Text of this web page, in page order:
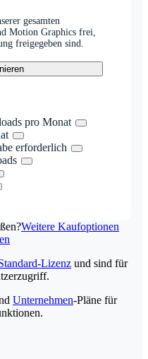
gesamten
Motion Graphics frei,
freigegeben sind.
pro Monat
erforderlich
Weitere Kaufoptionen
Lizenz und sind für
Unternehmen-Pläne für